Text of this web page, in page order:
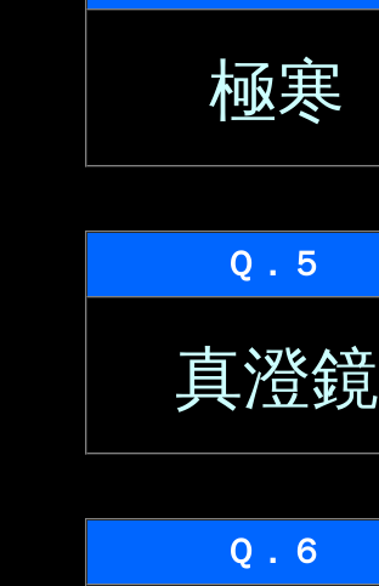
極寒
Ｑ．５
真澄鏡
Ｑ．６